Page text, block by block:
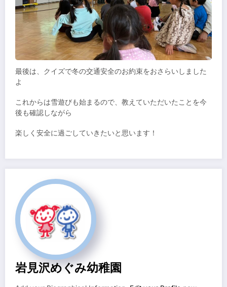
最後は、クイズで冬の交通安全のお約束をおさらいしました
よ
これからは雪遊びも始まるので、教えていただいたことを今
後も確認しながら
楽しく安全に過ごしていきたいと思います！
岩見沢めぐみ幼稚園